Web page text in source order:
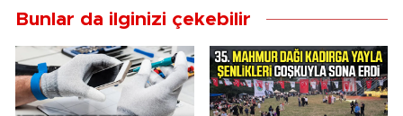
Bunlar da ilginizi çekebilir